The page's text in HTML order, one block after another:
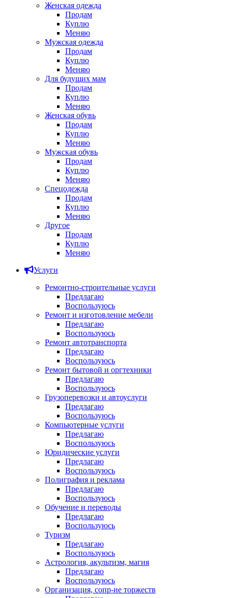
Женская одежда
Продам
Куплю
Меняю
Мужская одежда
Продам
Куплю
Меняю
Для будущих мам
Продам
Куплю
Меняю
Женская обувь
Продам
Куплю
Меняю
Мужская обувь
Продам
Куплю
Меняю
Спецодежда
Продам
Куплю
Меняю
Другое
Продам
Куплю
Меняю
Услуги
Ремонтно-строительные услуги
Предлагаю
Воспользуюсь
Ремонт и изготовление мебели
Предлагаю
Воспользуюсь
Ремонт автотранспорта
Предлагаю
Воспользуюсь
Ремонт бытовой и оргтехники
Предлагаю
Воспользуюсь
Грузоперевозки и автоуслуги
Предлагаю
Воспользуюсь
Компьютерные услуги
Предлагаю
Воспользуюсь
Юридические услуги
Предлагаю
Воспользуюсь
Полиграфия и реклама
Предлагаю
Воспользуюсь
Обучение и переводы
Предлагаю
Воспользуюсь
Туризм
Предлагаю
Воспользуюсь
Астрология, акультизм, магия
Предлагаю
Воспользуюсь
Организация, сопр-ие торжеств